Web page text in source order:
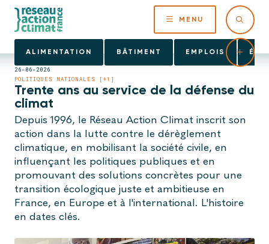
MENU
ALIMENTATION BÂTIMENT EMPLOIS
26-06-2026
POLITIQUES NATIONALES [+1]
Trente ans au service de la défense du
climat
Depuis 1996, le Réseau Action Climat inscrit son
action dans la lutte contre le dérèglement
climatique, en mobilisant la société civile, en
influençant les politiques publiques et en
promouvant des solutions concrètes pour une
transition écologique juste et ambitieuse en
France, en Europe et à l'international. L'histoire
en dates clés.